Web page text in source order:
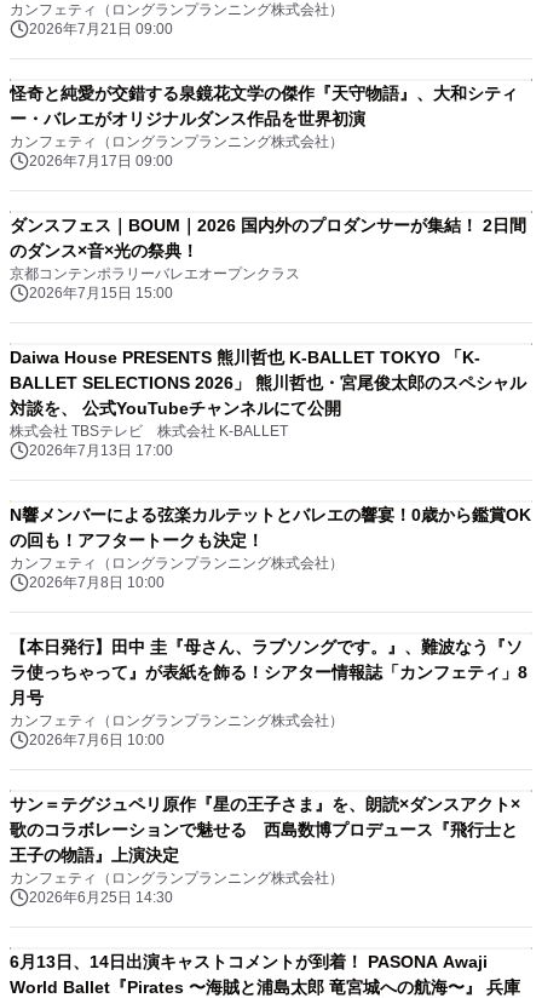
カンフェティ（ロングランプランニング株式会社）
2026年7月21日 09:00
怪奇と純愛が交錯する泉鏡花文学の傑作『天守物語』、大和シティ
ー・バレエがオリジナルダンス作品を世界初演
カンフェティ（ロングランプランニング株式会社）
2026年7月17日 09:00
ダンスフェス｜BOUM｜2026 国内外のプロダンサーが集結！ 2日間
のダンス×音×光の祭典！
京都コンテンポラリーバレエオープンクラス
2026年7月15日 15:00
Daiwa House PRESENTS 熊川哲也 K-BALLET TOKYO 「K-
BALLET SELECTIONS 2026」 熊川哲也・宮尾俊太郎のスペシャル
対談を、 公式YouTubeチャンネルにて公開
株式会社 TBSテレビ 株式会社 K-BALLET
2026年7月13日 17:00
N響メンバーによる弦楽カルテットとバレエの響宴！0歳から鑑賞OK
の回も！アフタートークも決定！
カンフェティ（ロングランプランニング株式会社）
2026年7月8日 10:00
【本日発行】田中 圭『母さん、ラブソングです。』、難波なう『ソ
ラ使っちゃって』が表紙を飾る！シアター情報誌「カンフェティ」8
月号
カンフェティ（ロングランプランニング株式会社）
2026年7月6日 10:00
サン＝テグジュペリ原作『星の王子さま』を、朗読×ダンスアクト×
歌のコラボレーションで魅せる 西島数博プロデュース『飛行士と
王子の物語』上演決定
カンフェティ（ロングランプランニング株式会社）
2026年6月25日 14:30
6月13日、14日出演キャストコメントが到着！ PASONA Awaji
World Ballet『Pirates 〜海賊と浦島太郎 竜宮城への航海〜』 兵庫